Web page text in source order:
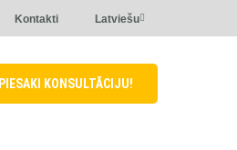
Kontakti Latviešu
PIESAKI KONSULTĀCIJU!